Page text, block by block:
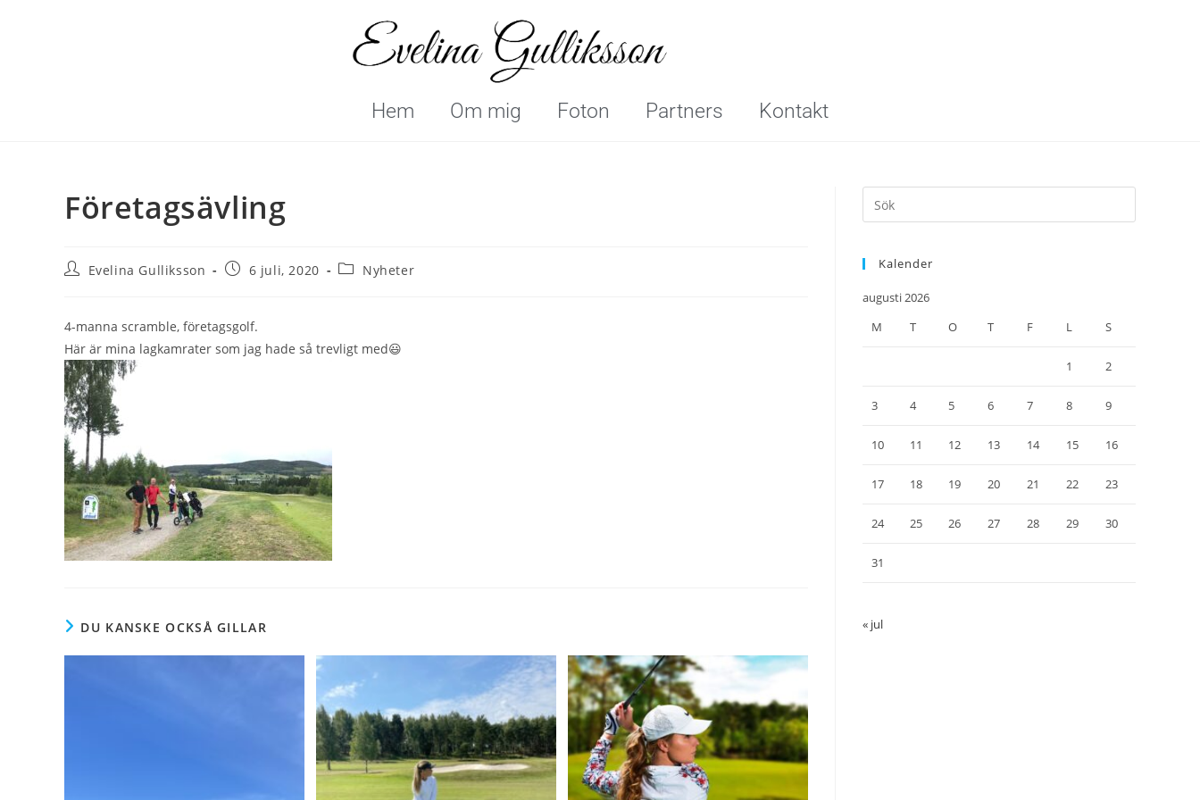
Hem Om mig Foton Partners Kontakt
Företagsävling
Evelina Gulliksson 6 juli, 2020 Nyheter
4-manna scramble, företagsgolf.
Här är mina lagkamrater som jag hade så trevligt med😃
DU KANSKE OCKSÅ GILLAR
Kalender
augusti 2026
M
T O T F L S
1 2
3 4 5 6 7 8 9
10 11 12 13 14 15 16
17 18 19 20 21 22 23
24 25 26 27 28 29 30
31
« jul